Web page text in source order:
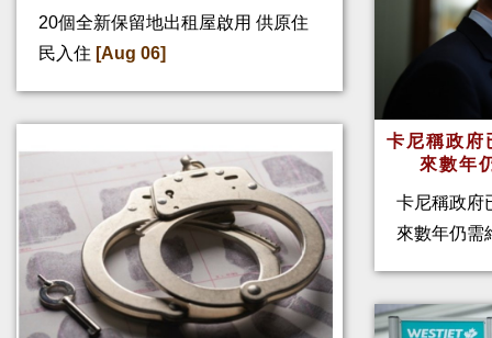
20個全新保留地出租屋啟用 供原住
民入住 [Aug 06]
卡尼稱政府
來數年
卡尼稱政府
來數年仍需